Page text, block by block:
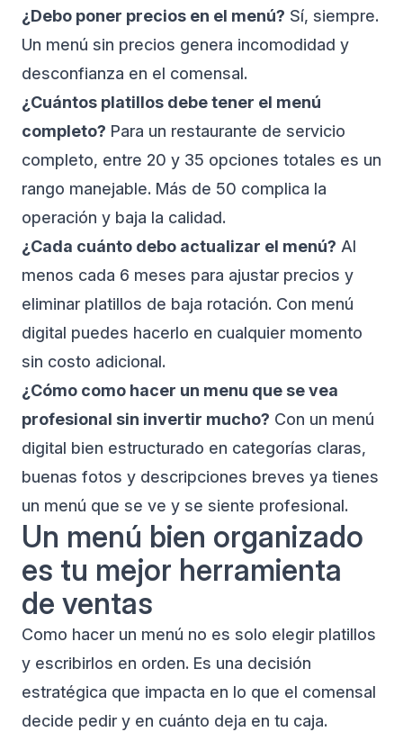
¿Debo poner precios en el menú? Sí, siempre.
Un menú sin precios genera incomodidad y
desconfianza en el comensal.
¿Cuántos platillos debe tener el menú
completo? Para un restaurante de servicio
completo, entre 20 y 35 opciones totales es un
rango manejable. Más de 50 complica la
operación y baja la calidad.
¿Cada cuánto debo actualizar el menú? Al
menos cada 6 meses para ajustar precios y
eliminar platillos de baja rotación. Con menú
digital puedes hacerlo en cualquier momento
sin costo adicional.
¿Cómo como hacer un menu que se vea
profesional sin invertir mucho? Con un menú
digital bien estructurado en categorías claras,
buenas fotos y descripciones breves ya tienes
un menú que se ve y se siente profesional.
Un menú bien organizado
es tu mejor herramienta
de ventas
Como hacer un menú no es solo elegir platillos
y escribirlos en orden. Es una decisión
estratégica que impacta en lo que el comensal
decide pedir y en cuánto deja en tu caja.